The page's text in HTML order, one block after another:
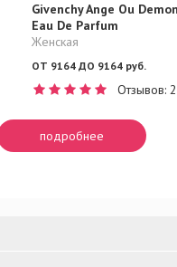
Givenchy Ange Ou
Eau De Parfum
Женская
ОТ 9164 ДО 9164 руб.
Отзывов: 2
подробнее